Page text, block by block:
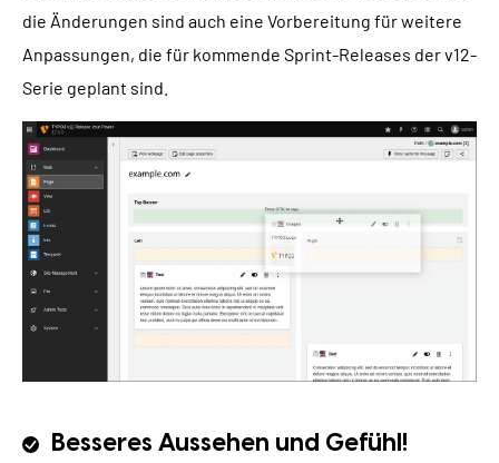
die Änderungen sind auch eine Vorbereitung für weitere
Anpassungen, die für kommende Sprint-Releases der v12-
Serie geplant sind.
Besseres Aussehen und Gefühl!